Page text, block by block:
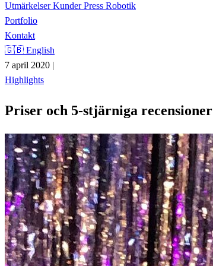
UtmärkelserKunderPress Robotik
Portfolio
Kontakt
🇬🇧 English
7 april 2020 |
Highlights
Priser och 5-stjärniga recensioner